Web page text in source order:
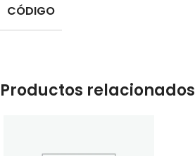
CÓDIGO
Productos relacionados